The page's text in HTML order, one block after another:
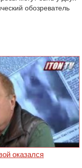
обозреватель
оказался